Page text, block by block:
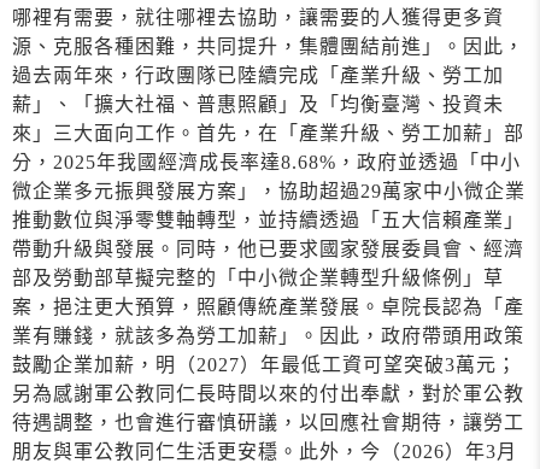
哪裡有需要，就往哪裡去協助，讓需要的人獲得更多資
源、克服各種困難，共同提升，集體團結前進」。因此，
過去兩年來，行政團隊已陸續完成「產業升級、勞工加
薪」、「擴大社福、普惠照顧」及「均衡臺灣、投資未
來」三大面向工作。首先，在「產業升級、勞工加薪」部
分，2025年我國經濟成長率達8.68%，政府並透過「中小
微企業多元振興發展方案」，協助超過29萬家中小微企業
推動數位與淨零雙軸轉型，並持續透過「五大信賴產業」
帶動升級與發展。同時，他已要求國家發展委員會、經濟
部及勞動部草擬完整的「中小微企業轉型升級條例」草
案，挹注更大預算，照顧傳統產業發展。卓院長認為「產
業有賺錢，就該多為勞工加薪」。因此，政府帶頭用政策
鼓勵企業加薪，明（2027）年最低工資可望突破3萬元；
另為感謝軍公教同仁長時間以來的付出奉獻，對於軍公教
待遇調整，也會進行審慎研議，以回應社會期待，讓勞工
朋友與軍公教同仁生活更安穩。此外，今（2026）年3月